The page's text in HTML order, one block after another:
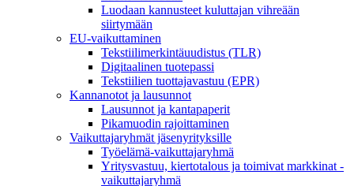
Luodaan kannusteet kuluttajan vihreään
siirtymään
EU-vaikuttaminen
Tekstiilimerkintäuudistus (TLR)
Digitaalinen tuotepassi
Tekstiilien tuottajavastuu (EPR)
Kannanotot ja lausunnot
Lausunnot ja kantapaperit
Pikamuodin rajoittaminen
Vaikuttajaryhmät jäsenyrityksille
Työelämä-vaikuttajaryhmä
Yritysvastuu, kiertotalous ja toimivat markkinat -
vaikuttajaryhmä